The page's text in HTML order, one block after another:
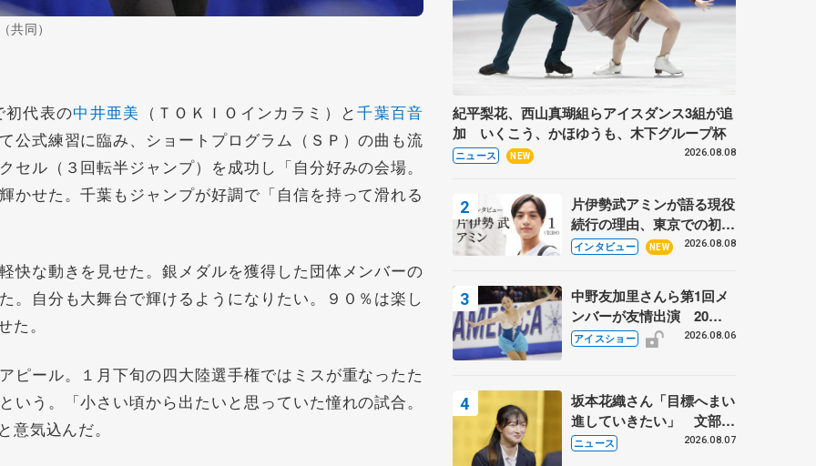
同）
代表の中井亜美 （ＴＯＫＩＯインカラミ）と千葉百音
公式練習に臨み、ショートプログラム（ＳＰ）の曲も流
ル（３回転半ジャンプ）を成功し「自分好みの会場。
かせた。千葉もジャンプが好調で「自信を持って滑れる
な動きを見せた。銀メダルを獲得した団体メンバーの
。自分も大舞台で輝けるようになりたい。９０％は楽し
。
ール。１月下旬の四大陸選手権ではミスが重なったた
う。「小さい頃から出たいと思っていた憧れの試合。
気込んだ。
紀平梨花、西山真瑚組らアイスダンス3組が追
加 いくこう、かほゆうも、木下グループ杯
ニュース NEW 2026.08.08
片伊勢武アミンが語る現役
続行の理由、東京での初め
ての一人暮らし 注目スケ
インタビュー NEW 2026.08.08
中野友加里さんら第1回メ
ンバーが友情出演 20周
年の「フレンズオンアイ
アイスショー 2026.08.06
坂本花織さん「目標へまい
進していきたい」 文部科
学省スポーツ表彰式で代表
ニュース 2026.08.07